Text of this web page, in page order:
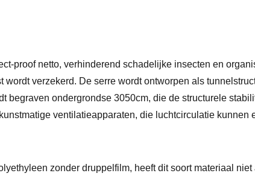
proof netto, verhinderend schadelijke insecten en
verzekerd. De serre wordt ontworpen als
begraven ondergrondse 3050cm, die de structurele
ventilatieapparaten, die luchtcirculatie kunnen
zonder druppelfilm, heeft dit soort materiaal